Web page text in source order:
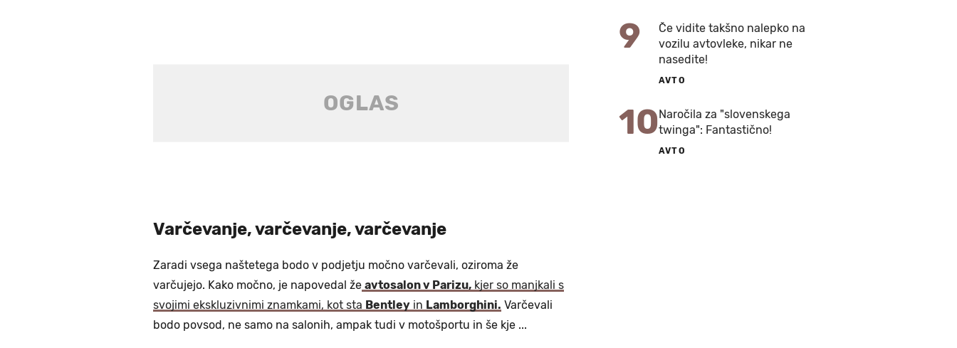
Varčevanje, varčevanje, varčevanje
Zaradi vsega naštetega bodo v podjetju močno varčevali, oziroma že
varčujejo. Kako močno, je napovedal že avtosalon v Parizu, kjer so manjkali s
svojimi ekskluzivnimi znamkami, kot sta Bentley in Lamborghini. Varčevali
bodo povsod, ne samo na salonih, ampak tudi v motošportu in še kje ...
9
Če vidite takšno nalepko na
vozilu avtovleke, nikar ne
nasedite!
AVTO
10Naročila za "slovenskega
twinga": Fantastično!
AVTO